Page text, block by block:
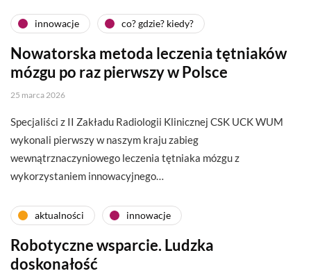
innowacje co? gdzie? kiedy?
Nowatorska metoda leczenia tętniaków
mózgu po raz pierwszy w Polsce
25 marca 2026
Specjaliści z II Zakładu Radiologii Klinicznej CSK UCK WUM
wykonali pierwszy w naszym kraju zabieg
wewnątrznaczyniowego leczenia tętniaka mózgu z
wykorzystaniem innowacyjnego…
aktualności innowacje
Robotyczne wsparcie. Ludzka
doskonałość